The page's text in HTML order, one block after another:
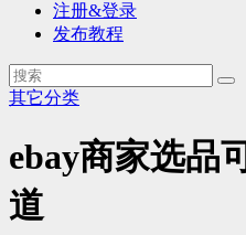
注册&登录
发布教程
其它分类
ebay商家选品
道